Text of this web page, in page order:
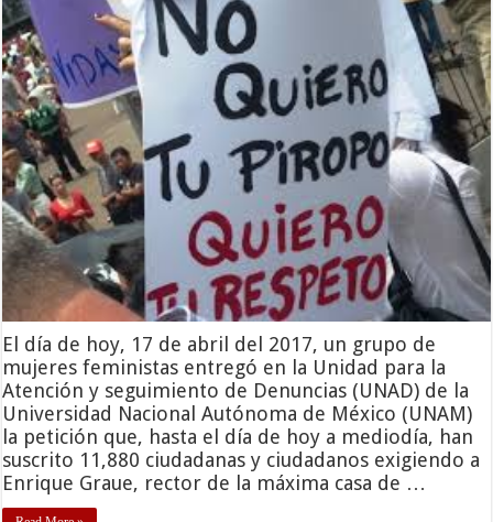
El día de hoy, 17 de abril del 2017, un grupo de
mujeres feministas entregó en la Unidad para la
Atención y seguimiento de Denuncias (UNAD) de la
Universidad Nacional Autónoma de México (UNAM)
la petición que, hasta el día de hoy a mediodía, han
suscrito 11,880 ciudadanas y ciudadanos exigiendo a
Enrique Graue, rector de la máxima casa de …